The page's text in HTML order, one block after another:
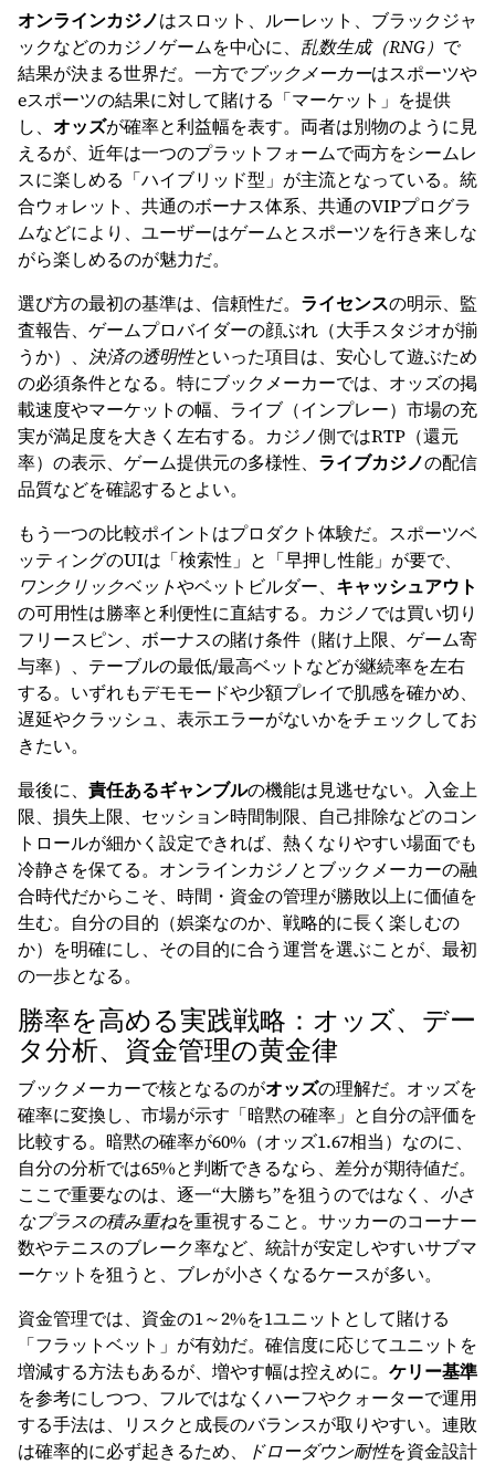
オンラインカジノはスロット、ルーレット、ブラックジャ
ックなどのカジノゲームを中心に、 乱数生成（RNG） で
結果が決まる世界だ。一方でブックメーカーはスポーツや
eスポーツの結果に対して賭ける「マーケット」を提供
し、 オッズが確率と利益幅を表す。両者は別物のように見
えるが、近年は一つのプラットフォームで両方をシームレ
スに楽しめる「ハイブリッド型」が主流となっている。統
合ウォレット、共通のボーナス体系、共通のVIPプログラ
ムなどにより、ユーザーはゲームとスポーツを行き来しな
がら楽しめるのが魅力だ。
選び方の最初の基準は、信頼性だ。 ライセンスの明示、監
査報告、ゲームプロバイダーの顔ぶれ（大手スタジオが揃
うか）、 決済の透明性といった項目は、安心して遊ぶため
の必須条件となる。特にブックメーカーでは、オッズの掲
載速度やマーケットの幅、ライブ（インプレー）市場の充
実が満足度を大きく左右する。カジノ側ではRTP（還元
率）の表示、ゲーム提供元の多様性、 ライブカジノの配信
品質などを確認するとよい。
もう一つの比較ポイントはプロダクト体験だ。スポーツベ
ッティングのUIは「検索性」と「早押し性能」が要で、
ワンクリックベットやベットビルダー、 キャッシュアウト
の可用性は勝率と利便性に直結する。カジノでは買い切り
フリースピン、ボーナスの賭け条件（賭け上限、ゲーム寄
与率）、テーブルの最低/最高ベットなどが継続率を左右
する。いずれもデモモードや少額プレイで肌感を確かめ、
遅延やクラッシュ、表示エラーがないかをチェックしてお
きたい。
最後に、 責任あるギャンブルの機能は見逃せない。入金上
限、損失上限、セッション時間制限、自己排除などのコン
トロールが細かく設定できれば、熱くなりやすい場面でも
冷静さを保てる。オンラインカジノとブックメーカーの融
合時代だからこそ、時間・資金の管理が勝敗以上に価値を
生む。自分の目的（娯楽なのか、戦略的に長く楽しむの
か）を明確にし、その目的に合う運営を選ぶことが、最初
の一歩となる。
勝率を高める実践戦略：オッズ、デー
タ分析、資金管理の黄金律
ブックメーカーで核となるのがオッズの理解だ。オッズを
確率に変換し、市場が示す「暗黙の確率」と自分の評価を
比較する。暗黙の確率が60%（オッズ1.67相当）なのに、
自分の分析では65%と判断できるなら、差分が期待値だ。
ここで重要なのは、逐一“大勝ち”を狙うのではなく、 小さ
なプラスの積み重ねを重視すること。サッカーのコーナー
数やテニスのブレーク率など、統計が安定しやすいサブマ
ーケットを狙うと、ブレが小さくなるケースが多い。
資金管理では、資金の1～2%を1ユニットとして賭ける
「フラットベット」が有効だ。確信度に応じてユニットを
増減する方法もあるが、増やす幅は控えめに。 ケリー基準
を参考にしつつ、フルではなくハーフやクォーターで運用
する手法は、リスクと成長のバランスが取りやすい。連敗
は確率的に必ず起きるため、
ドローダウン耐性を資金設計